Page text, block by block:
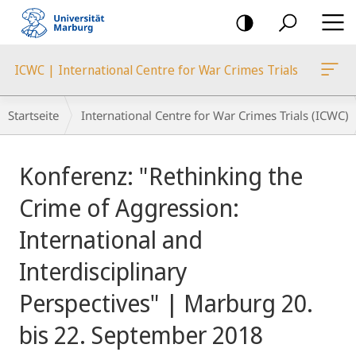
Mobile-
Navigation
ICWC | International Centre for War Crimes Trials
Breadcrumb-
Navigation
Startseite International Centre for War Crimes Trials (ICWC)
Konferenz: "Rethinking the
Crime of Aggression:
International and
Interdisciplinary
Perspectives" | Marburg 20.
bis 22. September 2018